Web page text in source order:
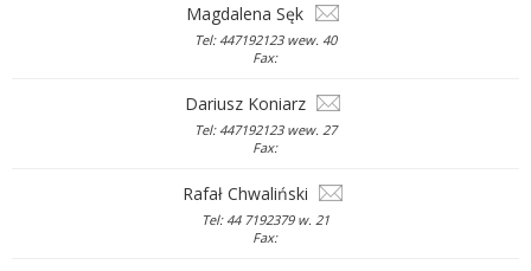
Magdalena Sęk
Tel: 447192123 wew. 40
Fax:
Dariusz Koniarz
Tel: 447192123 wew. 27
Fax:
Rafał Chwaliński
Tel: 44 7192379 w. 21
Fax: